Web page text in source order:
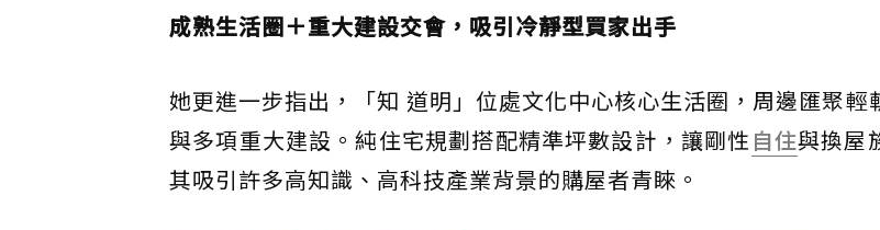
成熟生活圈＋重大建設交會，吸引冷靜型買家出手
她更進一步指出，「知 道明」位處文化中心核心生活圈，周邊匯聚輕
與多項重大建設。純住宅規劃搭配精準坪數設計，讓剛性 自住與換屋
其吸引許多高知識、高科技產業背景的購屋者青睞。